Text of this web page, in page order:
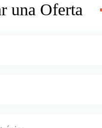
una Oferta